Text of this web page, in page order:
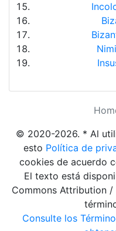
© 2020-2026. * Al
esto Política de
cookies de acuerdo
El texto está
Commons Attribution /
Consulte los